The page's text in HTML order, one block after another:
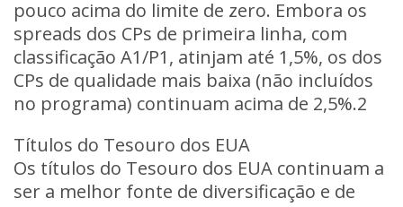
pouco acima do limite de zero. Embora os
spreads dos CPs de primeira linha, com
classificação A1/P1, atinjam até 1,5%, os dos
CPs de qualidade mais baixa (não incluídos
no programa) continuam acima de 2,5%.2
Títulos do Tesouro dos EUA
Os títulos do Tesouro dos EUA continuam a
ser a melhor fonte de diversificação e de